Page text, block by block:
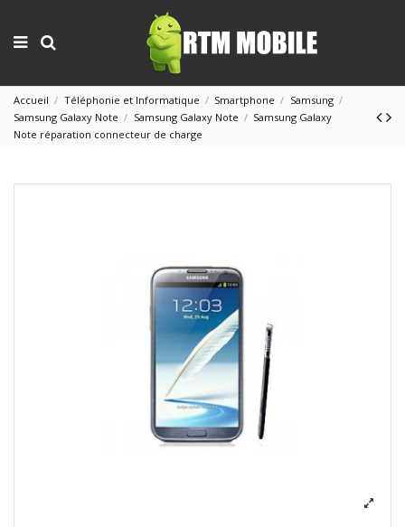
Accueil Téléphonie et Informatique Smartphone
Samsung
Samsung Galaxy Note
Samsung Galaxy Note
Samsung Galaxy
Note réparation connecteur de charge